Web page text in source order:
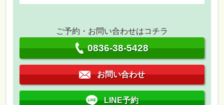
ご予約・お問い合わせはコチラ
0836-38-5428
お問い合わせ
LINE予約